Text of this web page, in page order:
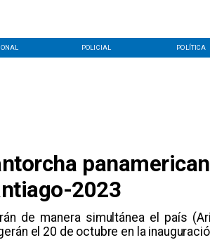
POLICIAL POLÍTICA
2023
de manera simultánea el país
el 20 de octubre en la